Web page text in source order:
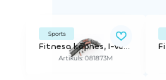
Sports
Fitnesa kāpnes, I-veida modelis
Artikuls: 081873M